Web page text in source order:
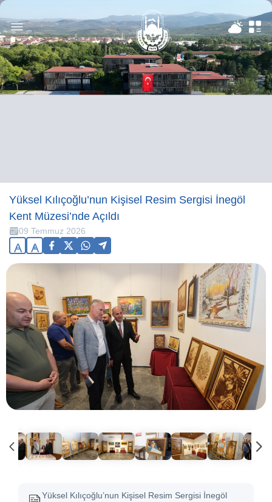
Yüksel Kılıçoğlu’nun Kişisel Resim Sergisi İnegöl
Kent Müzesi’nde Açıldı
09 Temmuz 2026
A A
Yüksel Kılıçoğlu’nun Kişisel Resim Sergisi İnegöl